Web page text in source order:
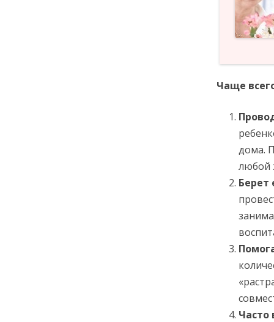
Чаще
дома.
любой
Берет
Часто